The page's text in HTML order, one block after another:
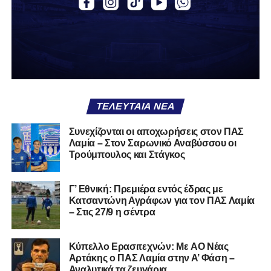
αν πρέπει να το φορέσεις ξανά ή να το χαρίσεις. Η Λαμία
δείχνει να μην ξέρει τι θέλει να είναι. Και αυτό είναι πάντα
φίλαθλοι και περίγυρος, αντί για παράγοντες
Ασχολούνται περισσότερο με τις «χάρες» των άλλων
παρά με τις δικές τους αδυναμίες. Σαν να ψάχνεις
στον διπλανό το γιατί δεν βρέχει, ενώ κρατάς
ομπρέλα μέσα στο σαλόνι.
εμπειρίαανώτερων επιπέδων,δεν μπορεί να εκπέμπει
εικόνα ομάδας-θύματος.Δεν γίνεται να μιλά για «κέντρα
αποφάσεων» και «επιρροές» και «αδικίες».
ομολογούν μειονεξία. Τη διορθώνουν.Βέβαια αυτό
απαιτεί και ισχυρό διοικητικό αποτύπωμα. Κάτι που σε
ΤΕΛΕΥΤΑΊΑ ΝΈΑ
Συνεχίζονται οι αποχωρήσεις στον ΠΑΣ
Λαμία – Στον Σαρωνικό Αναβύσσου οι
Τρούμπουλος και Στάγκος
Γ’ Εθνική: Πρεμιέρα εντός έδρας με
Κατσαντώνη Αγράφων για τον ΠΑΣ Λαμία
– Στις 27/9 η σέντρα
Kύπελλο Ερασιτεχνών: Με AO Nέας
Αρτάκης ο ΠΑΣ Λαμία στην Α’ Φάση –